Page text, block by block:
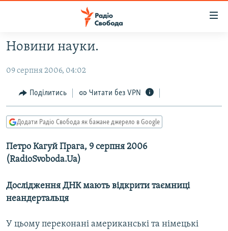
Перейти
до
основного
Перейти
до
основної
навігації
Перейти
до
РАДІО СВОБОДА – 70 РОКІВ
ВСЕ ЗА ДОБУ
СТАТТІ
ЕКОНОМІКА
СУСПІЛЬСТВО
КУЛЬТУРА
СПОРТ
УКРАЇНА
ВІЙНА
РОСІЙСЬКА «ФІЛЬТРАЦІЯ»
ДОНБАС.РЕАЛІЇ
КРИМ.РЕАЛІЇ
ТИ ЯК?
СХЕМИ
КИТАЙ.ВИКЛИКИ
Новини науки.
09 серпня 2006, 04:02
Поділитись Читати без VPN
Додати Радіо Свобода як бажане джерело в Google
Петро Кагуй Прага, 9 серпня 2006
(RadioSvoboda.Ua)
Дослідження ДНК мають відкрити таємниці
неандертальця
У цьому переконані американські та німецькі